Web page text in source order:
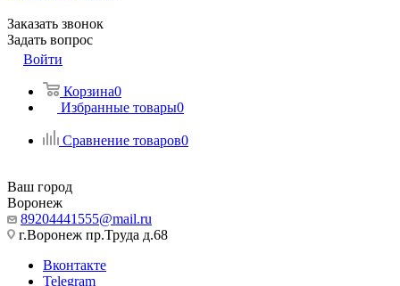
Заказать звонок
Задать вопрос
Войти
Корзина0
Избранные товары0
Сравнение товаров0
Ваш город
Воронеж
89204441555@mail.ru
г.Воронеж пр.Труда д.68
Вконтакте
Telegram